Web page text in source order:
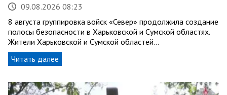
09.08.2026 08:23
8 августа группировка войск «Север» продолжила создание
полосы безопасности в Харьковской и Сумской областях.
Жители Харьковской и Сумской областей…
Читать далее